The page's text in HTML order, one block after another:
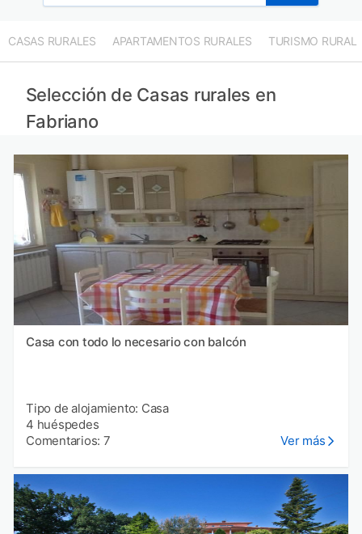
CASAS RURALES APARTAMENTOS RURALES TURISMO RURAL
Selección de Casas rurales en
Fabriano
Casa con todo lo necesario con balcón
Tipo de alojamiento: Casa
4 huéspedes
Comentarios: 7
Ver más